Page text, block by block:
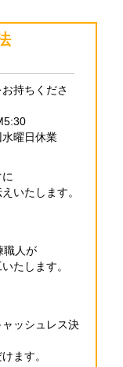
お持ちくださ
曜日休業
いたします。
職人が
いたします。
ャッシュレス決
ます。